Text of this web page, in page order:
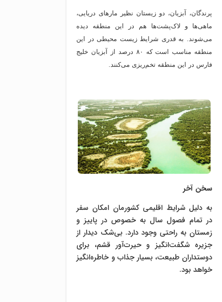
پرندگان، آبزیان، دو زیستان نظیر مارهای دریایی،
ماهی‌ها و لاک‌پشت‌ها هم در این منطقه دیده
می‌شوند. به قدری شرایط زیست محیطی در این
منطقه مناسب است که ۸۰ درصد از آبزیان خلیج
فارس در این منطقه تخم‌ریزی می‌کنند.
سخن آخر
به دلیل شرایط اقلیمی کشورمان امکان سفر
در تمام فصول سال به خصوص در پاییز و
زمستان به راحتی وجود دارد. بی‌شک دیدار از
جزیره شگفت‌انگیز و حیرت‌آور قشم، برای
دوستداران طبیعت، بسیار جذاب و خاطره‌انگیز
خواهد بود.